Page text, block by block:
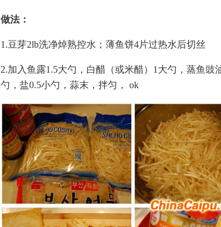
做法：
1.豆芽2lb洗净焯熟控水；薄鱼饼4片过热水后切丝
2.加入鱼露1.5大勺，白醋（或米醋）1大勺，蒸鱼豉
勺，盐0.5小勺，蒜末，拌匀， ok